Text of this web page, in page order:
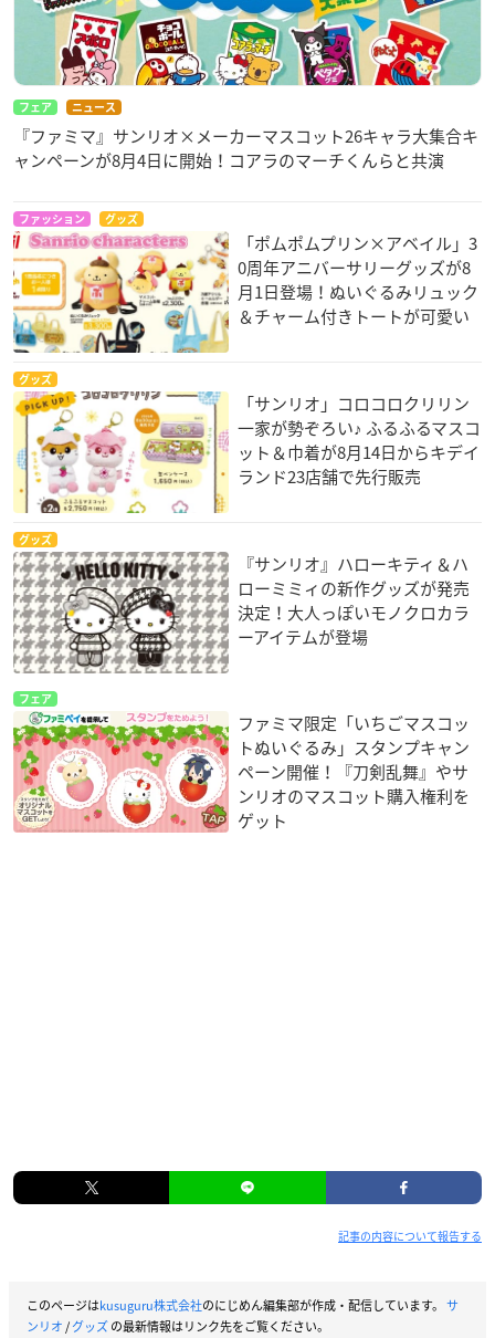
フェア ニュース
『ファミマ』サンリオ×メーカーマスコット26キャラ大集合キ
ャンペーンが8月4日に開始！コアラのマーチくんらと共演
ファッション グッズ
「ポムポムプリン×アベイル」3
0周年アニバーサリーグッズが8
月1日登場！ぬいぐるみリュック
＆チャーム付きトートが可愛い
グッズ
「サンリオ」コロコロクリリン
一家が勢ぞろい♪ ふるふるマスコ
ット＆巾着が8月14日からキデイ
ランド23店舗で先行販売
グッズ
『サンリオ』ハローキティ＆ハ
ローミミィの新作グッズが発売
決定！大人っぽいモノクロカラ
ーアイテムが登場
フェア
ファミマ限定「いちごマスコッ
トぬいぐるみ」スタンプキャン
ペーン開催！『刀剣乱舞』やサ
ンリオのマスコット購入権利を
ゲット
記事の内容について報告する
このページはkusuguru株式会社のにじめん編集部が作成・配信しています。 サ
ンリオ/グッズの最新情報はリンク先をご覧ください。